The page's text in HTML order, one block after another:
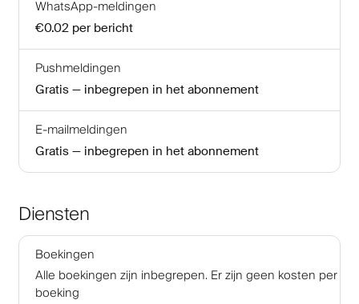
WhatsApp-meldingen
€0.02 per bericht
Pushmeldingen
Gratis — inbegrepen in het abonnement
E-mailmeldingen
Gratis — inbegrepen in het abonnement
Diensten
Boekingen
Alle boekingen zijn inbegrepen. Er zijn geen kosten per
boeking